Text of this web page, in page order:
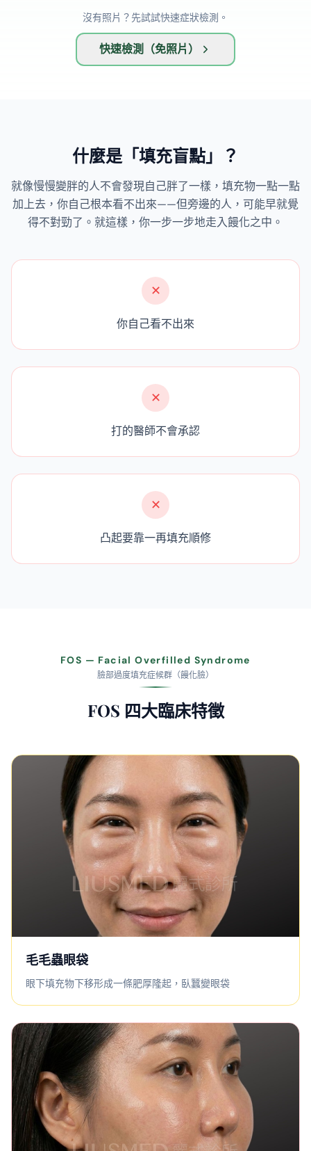
沒有照片？先試試快速症狀檢測。
快速檢測（免照片）
什麼是「填充盲點」？
就像慢慢變胖的人不會發現自己胖了一樣，填充物一點一點
加上去，你自己根本看不出來——但旁邊的人，可能早就覺
得不對勁了。就這樣，你一步一步地走入饅化之中。
✕
你自己看不出來
✕
打的醫師不會承認
✕
凸起要靠一再填充順修
FOS — Facial Overfilled Syndrome
臉部過度填充症候群（饅化臉）
FOS 四大臨床特徵
毛毛蟲眼袋
眼下填充物下移形成一條肥厚隆起，臥蠶變眼袋